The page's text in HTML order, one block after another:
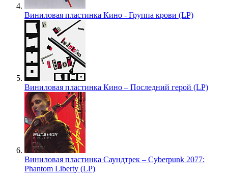
Виниловая пластинка Кино - Группа крови (LP)
Виниловая пластинка Кино – Последний герой (LP)
Виниловая пластинка Саундтрек – Cyberpunk 2077:
Phantom Liberty (LP)